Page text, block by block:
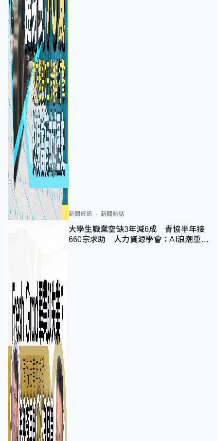
新聞資訊 新聞熱話
大學生職業空缺3年減6成 青協半年接
660宗求助 人力資源學會：AI浪潮重整